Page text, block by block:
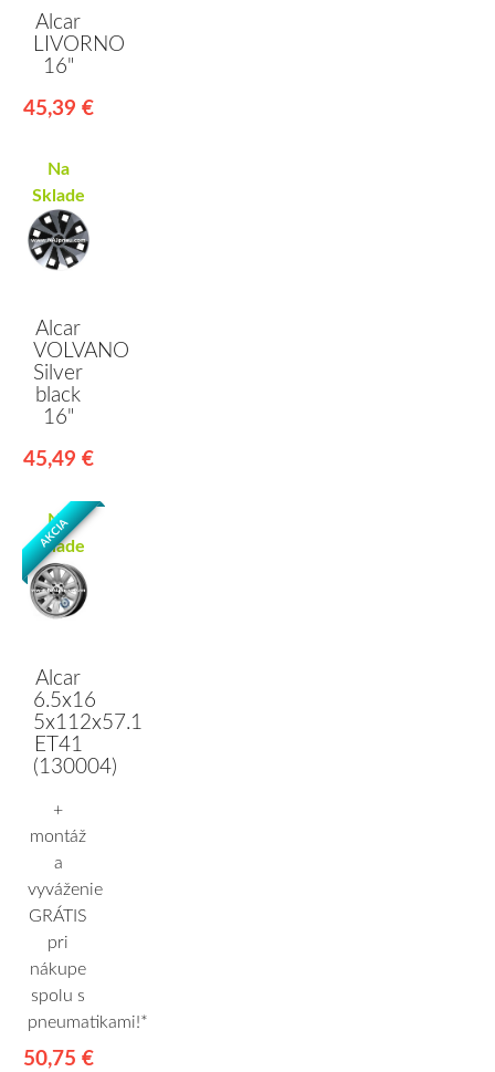
Alcar
LIVORNO
16"
45,39 €
Na
Sklade
Alcar
VOLVANO
Silver
black
16"
45,49 €
AKCIA
Na
Sklade
Alcar
6.5x16
5x112x57.1
ET41
(130004)
+
montáž
a
vyváženie
GRÁTIS
pri
nákupe
spolu s
pneumatikami!*
50,75 €